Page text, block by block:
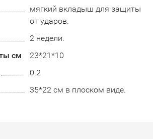
мягкий вкладыш для защиты
от ударов.
2 недели.
см
23*21*10
0.2
35*22 см в плоском виде.